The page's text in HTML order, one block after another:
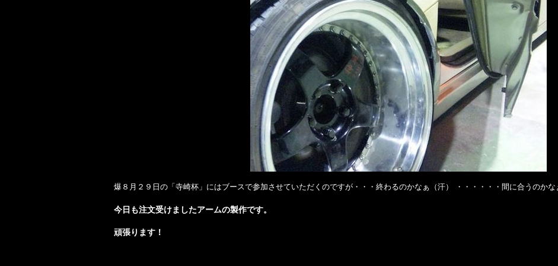
爆８月２９日の「寺崎杯」にはブースで参加させていただくのですが・・・終わるのかなぁ（汗） ・・・・・・間に合うのかな
今日も注文受けましたアームの製作です。
頑張ります！